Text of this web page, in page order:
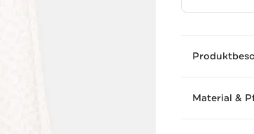
Material &